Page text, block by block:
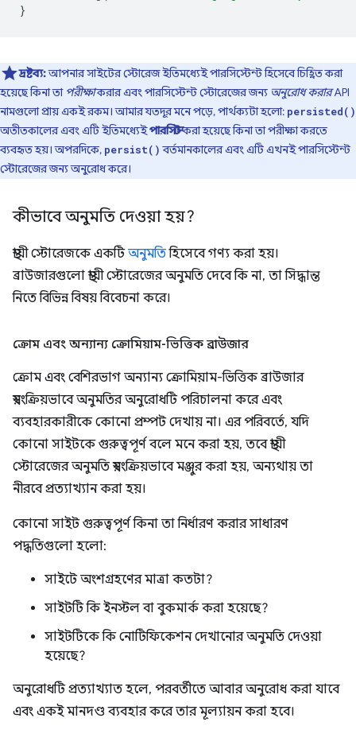
}
দ্রষ্টব্য:আপনার সাইটের স্টোরেজ ইতিমধ্যেই পারসিস্টেন্ট হিসেবে চিহ্নিত করা
হয়েছে কিনা তা পরীক্ষাকরার এবং পারসিস্টেন্ট স্টোরেজের জন্য অনুরোধ করারAPI
নামগুলো প্রায় একই রকম। আমার যতদূর মনে পড়ে, পার্থক্যটা হলো: persisted()
অতীতকালের এবং এটি ইতিমধ্যেইপারসিস্টকরা হয়েছে কিনা তা পরীক্ষা করতে
ব্যবহৃত হয়। অপরদিকে, persist() বর্তমানকালের এবং এটি এখনই পারসিস্টেন্ট
স্টোরেজের জন্য অনুরোধ করে।
কীভাবে অনুমতি দেওয়া হয়?
স্থায়ী স্টোরেজকে একটিঅনুমতিহিসেবে গণ্য করা হয়।
ব্রাউজারগুলো স্থায়ী স্টোরেজের অনুমতি দেবে কি না, তা সিদ্ধান্ত
নিতে বিভিন্ন বিষয় বিবেচনা করে।
ক্রোম এবং অন্যান্য ক্রোমিয়াম-ভিত্তিক ব্রাউজার
ক্রোম এবং বেশিরভাগ অন্যান্য ক্রোমিয়াম-ভিত্তিক ব্রাউজার
স্বয়ংক্রিয়ভাবে অনুমতির অনুরোধটি পরিচালনা করে এবং
ব্যবহারকারীকে কোনো প্রম্পট দেখায় না। এর পরিবর্তে, যদি
কোনো সাইটকে গুরুত্বপূর্ণ বলে মনে করা হয়, তবে স্থায়ী
স্টোরেজের অনুমতি স্বয়ংক্রিয়ভাবে মঞ্জুর করা হয়, অন্যথায় তা
নীরবে প্রত্যাখ্যান করা হয়।
কোনো সাইট গুরুত্বপূর্ণ কিনা তা নির্ধারণ করার সাধারণ
পদ্ধতিগুলো হলো:
সাইটে অংশগ্রহণের মাত্রা কতটা?
সাইটটি কি ইনস্টল বা বুকমার্ক করা হয়েছে?
সাইটটিকে কি নোটিফিকেশন দেখানোর অনুমতি দেওয়া
হয়েছে?
অনুরোধটি প্রত্যাখ্যাত হলে, পরবর্তীতে আবার অনুরোধ করা যাবে
এবং একই মানদণ্ড ব্যবহার করে তার মূল্যায়ন করা হবে।